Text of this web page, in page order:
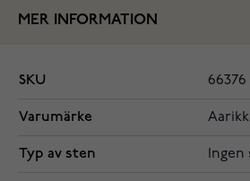
MER INFORMATION
SKU 66376
Varumärke
Typ av sten Ingen